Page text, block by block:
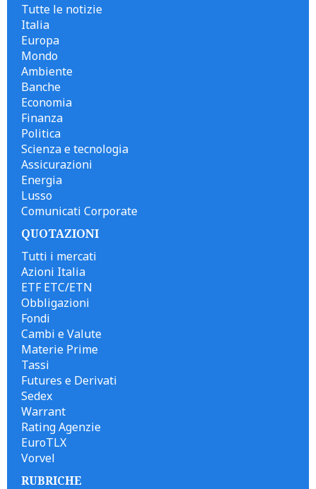
Tutte le notizie
Italia
Europa
Mondo
Ambiente
Banche
Economia
Finanza
Politica
Scienza e tecnologia
Assicurazioni
Energia
Lusso
Comunicati Corporate
QUOTAZIONI
Tutti i mercati
Azioni Italia
ETF ETC/ETN
Obbligazioni
Fondi
Cambi e Valute
Materie Prime
Tassi
Futures e Derivati
Sedex
Warrant
Rating Agenzie
EuroTLX
Vorvel
RUBRICHE